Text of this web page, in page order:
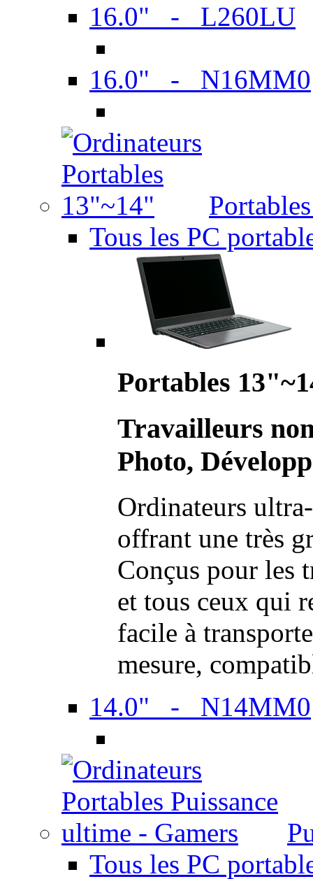
16.0" - L260LU
16.0" - N16MM0
Tous les PC
Portables
Travailleurs
Photo,
Ordinateurs
offrant une très
Conçus pour les
et tous ceux qui
facile à
mesure,
14.0" - N14MM0
Tous les PC